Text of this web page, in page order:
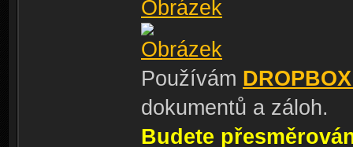
Používám
dokumentů a záloh.
Budete